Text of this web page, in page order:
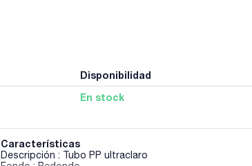
Disponibilidad
En stock
Características
Descripción : Tubo PP ultraclaro